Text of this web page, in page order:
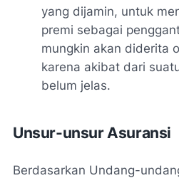
yang dijamin, untuk
premi sebagai
mungkin akan diderita
karena akibat dari
belum jelas.
Unsur-unsur Asuransi
Berdasarkan Undang-